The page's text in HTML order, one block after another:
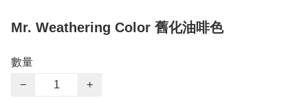
Mr. Weathering Color 舊化油啡色
數量
−
+